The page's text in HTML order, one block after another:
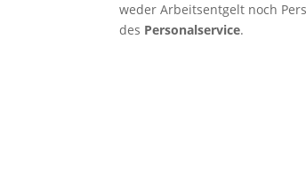
weder Arbeitsentgelt noch
des Personalservice.